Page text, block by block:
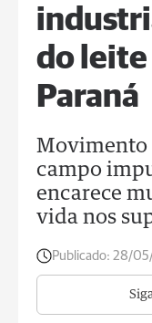
do leite
Paraná
Movimento
campo
encarece
vida nos
Publicado: 28/05/